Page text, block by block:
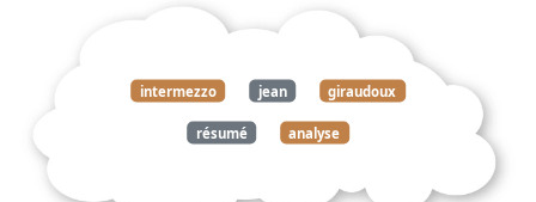
intermezzo jean giraudoux
résumé analyse